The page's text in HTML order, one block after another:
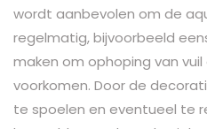
wordt aanbevolen om de
regelmatig, bijvoorbeeld
maken om ophoping van
voorkomen. Door de
te spoelen en eventueel te